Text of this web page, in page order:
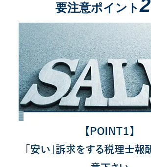
要注意ポイント2